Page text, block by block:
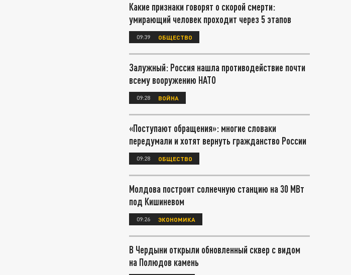
Какие признаки говорят о скорой смерти:
умирающий человек проходит через 5 этапов
09:39 ОБЩЕСТВО
Залужный: Россия нашла противодействие почти
всему вооружению НАТО
09:28 ВОЙНА
«Поступают обращения»: многие словаки
передумали и хотят вернуть гражданство России
09:28 ОБЩЕСТВО
Молдова построит солнечную станцию на 30 МВт
под Кишиневом
09:26 ЭКОНОМИКА
В Чердыни открыли обновленный сквер с видом
на Полюдов камень